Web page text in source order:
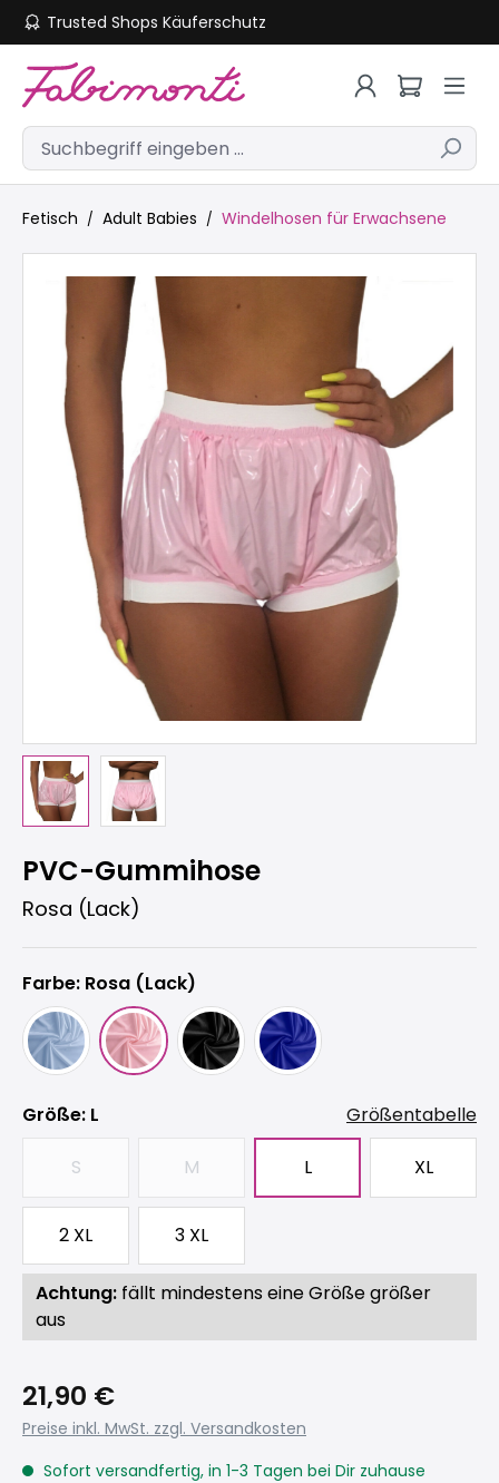
Zum Hauptinhalt springen
Trusted Shops Käuferschutz
Fetisch Adult Babies Windelhosen für Erwachsene
PVC-Gummihose
Rosa (Lack)
Farbe: Rosa (Lack)
Größeauswählen
: L Größentabelle
S
(Diese Option ist zurzeit nicht verfügbar.)
M
(Diese Option ist zurzeit nicht
L XL
2 XL 3 XL
Achtung: fällt mindestens eine Größe größer
aus
21,90 €
Preise inkl. MwSt. zzgl. Versandkosten
Sofort versandfertig, in 1-3 Tagen bei Dir zuhause